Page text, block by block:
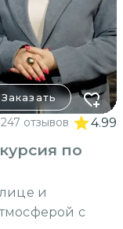
Заказать
247 отзывов 4.99
по
и
с